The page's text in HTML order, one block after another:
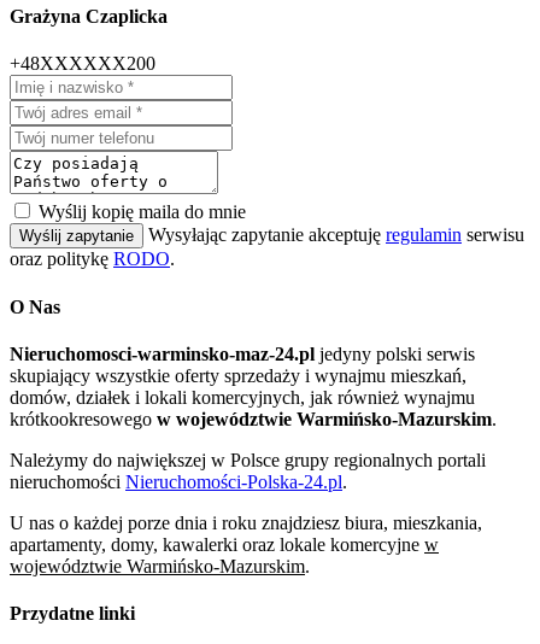
Grażyna Czaplicka
+48XXXXXX200
Wyślij kopię maila do mnie
Wyślij zapytanie Wysyłając zapytanie akceptuję regulamin serwisu
oraz politykę RODO.
O Nas
Nieruchomosci-warminsko-maz-24.pl jedyny polski serwis
skupiający wszystkie oferty sprzedaży i wynajmu mieszkań,
domów, działek i lokali komercyjnych, jak również wynajmu
krótkookresowego w województwie Warmińsko-Mazurskim.
Należymy do największej w Polsce grupy regionalnych portali
nieruchomości Nieruchomości-Polska-24.pl.
U nas o każdej porze dnia i roku znajdziesz biura, mieszkania,
apartamenty, domy, kawalerki oraz lokale komercyjne w
województwie Warmińsko-Mazurskim.
Przydatne linki